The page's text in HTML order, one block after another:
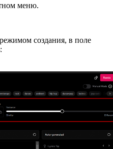
меню.
создания, в поле